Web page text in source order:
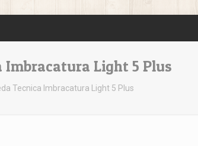
Imbracatura Light 5 Plus
Tecnica Imbracatura Light 5 Plus